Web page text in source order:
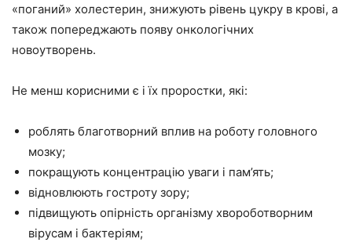
«поганий» холестерин, знижують рівень цукру в крові, а
також попереджають появу онкологічних
новоутворень.
Не менш корисними є і їх проростки, які:
роблять благотворний вплив на роботу головного
мозку;
покращують концентрацію уваги і пам’ять;
відновлюють гостроту зору;
підвищують опірність організму хвороботворним
вірусам і бактеріям;